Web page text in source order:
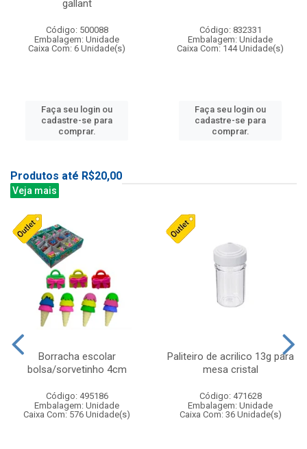
gallant
Código: 500088
Embalagem: Unidade
Caixa Com: 6 Unidade(s)
Faça seu login ou
cadastre-se para
comprar.
Código: 832331
Embalagem: Unidade
Caixa Com: 144 Unidade(s)
Faça seu login ou
cadastre-se para
comprar.
Produtos até R$20,00
Veja mais
Borracha escolar
bolsa/sorvetinho 4cm
Código: 495186
Embalagem: Unidade
Caixa Com: 576 Unidade(s)
Paliteiro de acrilico 13g para
mesa cristal
Código: 471628
Embalagem: Unidade
Caixa Com: 36 Unidade(s)